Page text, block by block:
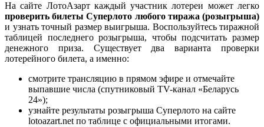
На сайте ЛотоАзарт каждый участник лотереи может легко
проверить билеты Суперлото любого тиража (розыгрыша)
и узнать точный размер выигрыша. Воспользуйтесь тиражной
таблицей последнего розыгрыша, чтобы подсчитать размер
денежного приза. Существует два варианта проверки
лотерейного билета, а именно:
смотрите трансляцию в прямом эфире и отмечайте
выпавшие числа (спутниковый TV-канал «Беларусь
24»);
узнайте результаты розыгрыша Суперлото на сайте
lotoazart.net по таблице с официальными итогами.